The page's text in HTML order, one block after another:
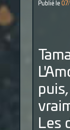
Publié le
Les